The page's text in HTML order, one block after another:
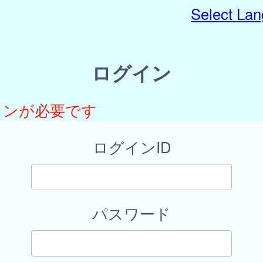
Select
ログイン
が必要です
ログインID
パスワード